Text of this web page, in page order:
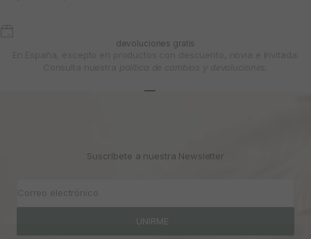
devoluciones gratis
Suscríbete a nuestra Newsletter
Correo electrónico
UNIRME